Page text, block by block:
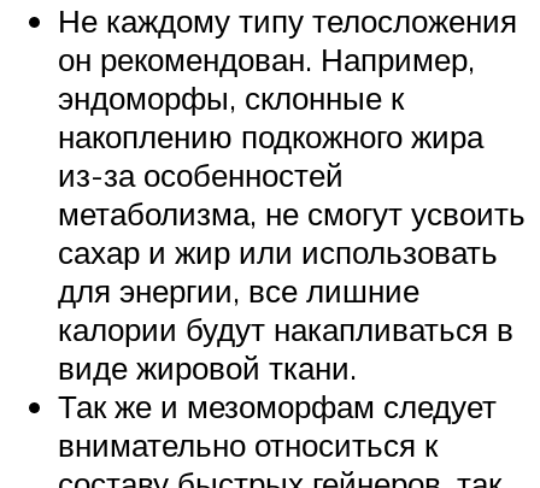
Не каждому типу телосложения
он рекомендован. Например,
эндоморфы, склонные к
накоплению подкожного жира
из-за особенностей
метаболизма, не смогут усвоить
сахар и жир или использовать
для энергии, все лишние
калории будут накапливаться в
виде жировой ткани.
Так же и мезоморфам следует
внимательно относиться к